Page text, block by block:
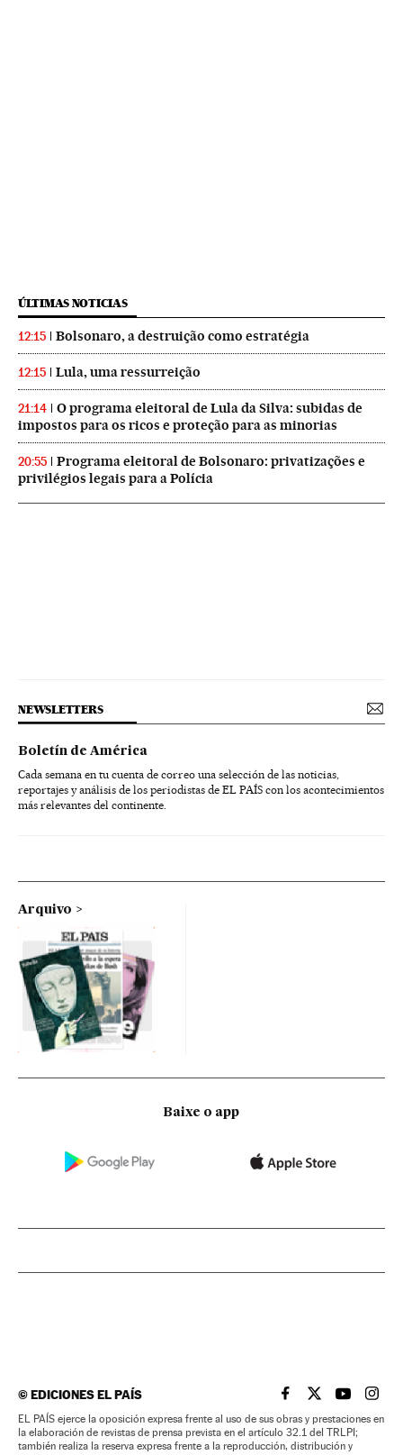
ÚLTIMAS NOTICIAS
12:15 Bolsonaro, a destruição como estratégia
12:15 Lula, uma ressurreição
21:14
O programa eleitoral de Lula da Silva: subidas de
impostos para os ricos e proteção para as minorias
20:55
Programa eleitoral de Bolsonaro: privatizações e
privilégios legais para a Polícia
NEWSLETTERS
Boletín de América
Cada semana en tu cuenta de correo una selección de las noticias,
reportajes y análisis de los periodistas de EL PAÍS con los acontecimientos
más relevantes del continente.
Arquivo
Baixe o app
©EDICIONES EL PAÍS EL PAÍS BRASIL EN
EL PAÍSEL PAÍS
EL
EL PAÍS ejerce la oposición expresa frente al uso de sus obras y prestaciones en
la elaboración de revistas de prensa prevista en el artículo 32.1 del TRLPI;
también realiza la reserva expresa frente a la reproducción, distribución y